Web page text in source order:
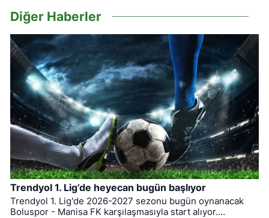
Diğer Haberler
Trendyol 1. Lig’de heyecan bugün başlıyor
Trendyol 1. Lig'de 2026-2027 sezonu bugün oynanacak
Boluspor - Manisa FK karşılaşmasıyla start alıyor.